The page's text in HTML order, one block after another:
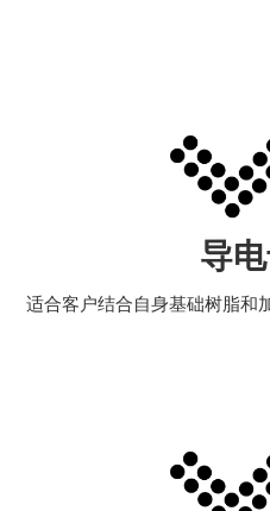
导
适合客户结合自身基础树脂和